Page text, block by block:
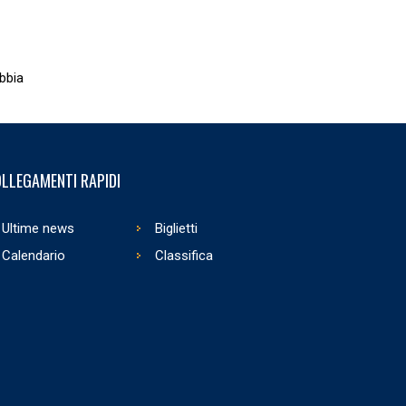
RAPIDI
Ultime news
Biglietti
Calendario
Classifica